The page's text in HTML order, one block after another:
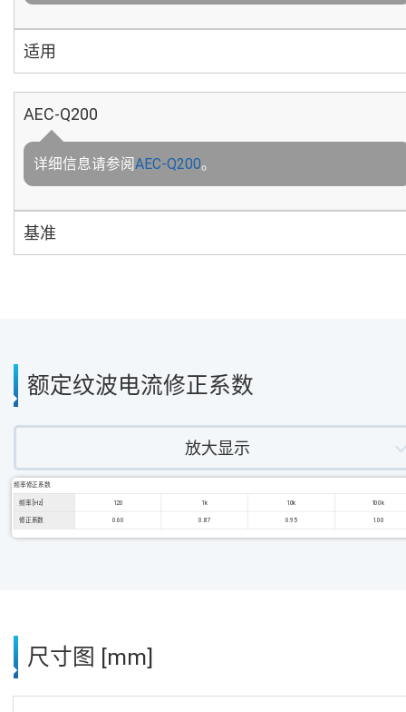
适用
AEC-Q200
详细信息请参阅AEC-Q200。
基准
额定纹波电流修正系数
放大显示
频率修正系数
频率 [Hz] 120 1k 10k 100k
修正系数 0.60 0.87 0.95 1.00
尺寸图 [mm]